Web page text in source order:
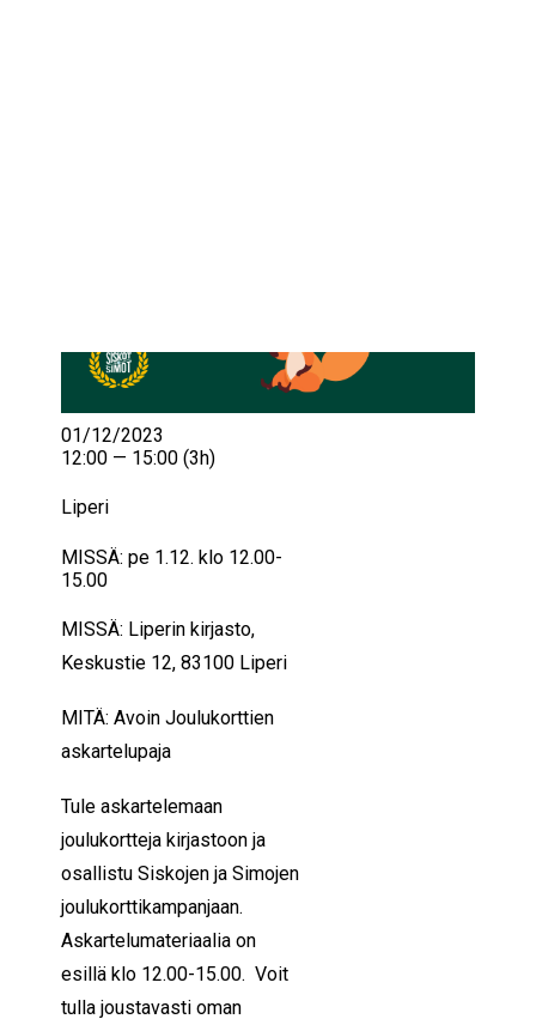
MISSÄ: pe 1.12. klo 12.00-
15.00
MISSÄ: Liperin kirjasto,
Keskustie 12, 83100 Liperi
MITÄ: Avoin Joulukorttien
askartelupaja
Tule askartelemaan
joulukortteja kirjastoon ja
osallistu Siskojen ja Simojen
joulukorttikampanjaan.
Askartelumateriaalia on
esillä klo 12.00-15.00. Voit
tulla joustavasti oman
01/12/2023
12:00 — 15:00 (3h)
Liperi